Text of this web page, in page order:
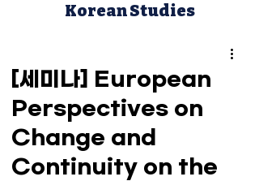
Korean Studies
[세미나] European
Perspectives on
Change and
Continuity on the